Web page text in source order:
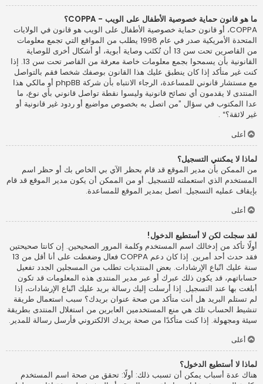
ما هو قانون حماية خصوصية الأطفال على الويب - COPPA؟
COPPA، أو قانون حماية خصوصية الأطفال على الويب هو قانون في الولايات
المتحدة الأمريكية صدر في عام 1998 يطلب من المواقع التي تجمع معلومات
من القاصرين تحت سن 13 أن تُكتَب وصاية أبوية، أو أشكال أخرى للوصاية
القانونية بأن يسمحوا بجمع معلومات خاصة معرفة من القاصر تحت سن 13. إذا
كنت غير متأكد إذا كان ينطبق عليك هذا القانون بوصفك شخصا فقم بالتواصل
مع مستشار قانوني للمساعدة، الرجاء الانتباه بأن شركة phpBB أو مالكي هذا
المنتدى لا يقدمون أي نصائح قانونية وليسوا نقطة تواصل قانوني بأي نوع، ما
عدا المكتوب في سؤال ”من اتصل به بخصوص مواضيع أو ردود غير قانونية أو
غير لائقة؟“ .
أعلى
لماذا لا يمكنني التسجيل؟
من الممكن بأن مدير الموقع قد قام بحظر الآي بي الخاص بك أو حظر اسم
المستخدم الذي استعملته للتسجيل. أو من الممكن أن يكون مدير الموقع قد قام
بإيقاف عمليه التسجيل. اتصل بمدير الموقع للمساعدة.
أعلى
لقد سجلت لكن لا أستطيع الدخول!
أولًا تأكد من إدخالك اسم المستخدم وكلمة المرور الصحيحين. إن كانتا صحيحتين
فقد حدث أحد أمرين. إذا كان دعم COPPA فعال وضغطت على أنا أقل من 13
سنة عليك اتّباع الإرشادات. بعض المنتديات تطلب من المسجلين الجدد تفعيل
حساباتهم، قد يكون ذلك عبرك أو عبر مدير المنتدى هذه المعلومات قد تكون
أبلغت بها عند التسجيل. إذا أرسلت إليك رسالة بريد عليك اتّباع الإرشادات، إذا
لم تستلم البريد هل أنت متأكد من صحة عنوان بريدك؟ سبب استعمال طريقة
تنشيط الحساب تلك هي منع المستخدمين العابرين من استغلال المنتدى بطريقة
سيئة ومجهولة. إذا كنت متأكدًا من صحة بريدك الالكتروني فأرسل رسالة للمدير.
أعلى
لماذا لا أستطيع الدخول؟
هناك عدة أسباب يمكن أن تسبب ذلك: أولًا: تحقق من صحة اسم المستخدم